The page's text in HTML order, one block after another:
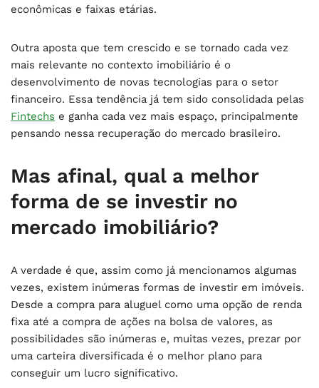
econômicas e faixas etárias.
Outra aposta que tem crescido e se tornado cada vez
mais relevante no contexto imobiliário é o
desenvolvimento de novas tecnologias para o setor
financeiro. Essa tendência já tem sido consolidada pelas
Fintechs e ganha cada vez mais espaço, principalmente
pensando nessa recuperação do mercado brasileiro.
Mas afinal, qual a melhor
forma de se investir no
mercado imobiliário?
A verdade é que, assim como já mencionamos algumas
vezes, existem inúmeras formas de investir em imóveis.
Desde a compra para aluguel como uma opção de renda
fixa até a compra de ações na bolsa de valores, as
possibilidades são inúmeras e, muitas vezes, prezar por
uma carteira diversificada é o melhor plano para
conseguir um lucro significativo.